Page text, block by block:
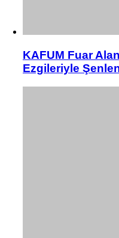
KAFUM Fuar
Ezgileriyle